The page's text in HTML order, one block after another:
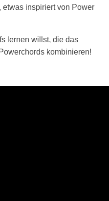
inspiriert von Power
lernen willst, die das
kombinieren!